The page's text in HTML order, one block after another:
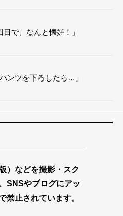
で、なんと懐妊！」
ンツを下ろしたら…」
）などを撮影・スク
SNSやブログにアッ
禁止されています。